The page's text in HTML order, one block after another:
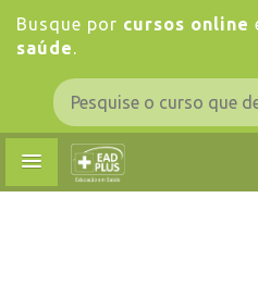
Busque por cursos online
saúde.